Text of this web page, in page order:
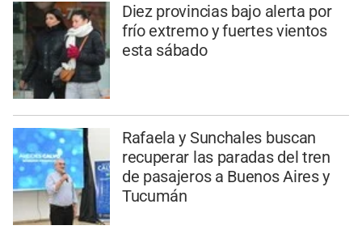
Diez provincias bajo alerta por
frío extremo y fuertes vientos
esta sábado
Rafaela y Sunchales buscan
recuperar las paradas del tren
de pasajeros a Buenos Aires y
Tucumán